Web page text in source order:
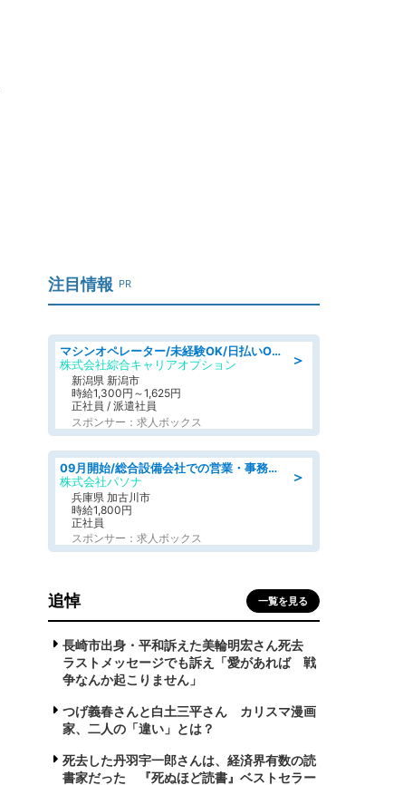
注目情報 PR
＞
マシンオペレーター/未経験OK/日払いOK/寮費無料/交替制/20・30・40代活躍中
株式会社綜合キャリアオプション
新潟県 新潟市
時給1,300円～1,625円
正社員 / 派遣社員
スポンサー：求人ボックス
＞
09月開始/総合設備会社での営業・事務のお仕事/車通勤可/賞与あり/営業/営業事務
株式会社パソナ
兵庫県 加古川市
時給1,800円
正社員
スポンサー：求人ボックス
追悼 一覧を見る
長崎市出身・平和訴えた美輪明宏さん死去
ラストメッセージでも訴え「愛があれば 戦
争なんか起こりません」
つげ義春さんと白土三平さん カリスマ漫画
家、二人の「違い」とは？
死去した丹羽宇一郎さんは、経済界有数の読
書家だった 『死ぬほど読書』ベストセラー